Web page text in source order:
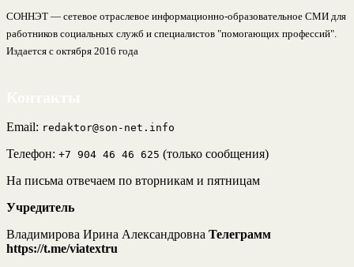
СОННЭТ — сетевое отраслевое информационно-образовательное СМИ для
работников социальных служб и специалистов "помогающих профессий".
Издается с октября 2016 года
Email: redaktor@son-net.info
Телефон: +7 904 46 46 625 (только сообщения)
На письма отвечаем по вторникам и пятницам
Учредитель
Владимирова Ирина Александровна Телеграмм
https://t.me/viatextru